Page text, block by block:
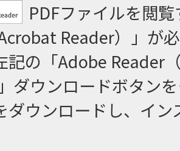
PDFファイルを閲
Reader）」が
記の「Adobe Reader
ダウンロードボタン
ダウンロードし、イ